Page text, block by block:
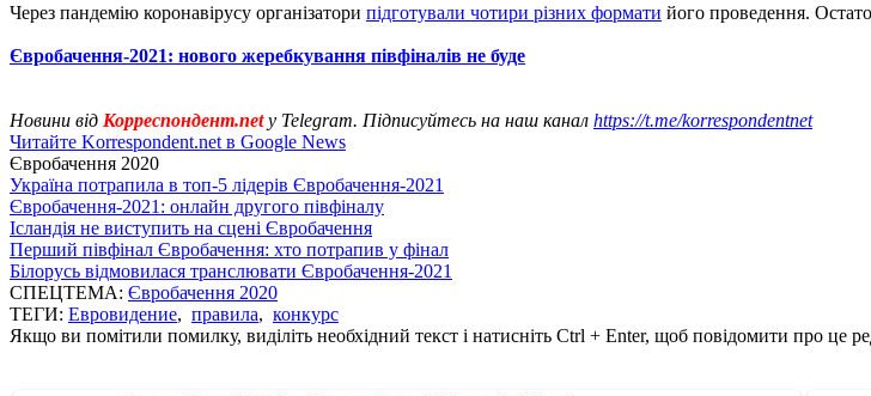
Через пандемію коронавірусу організатори підготували чотири різних формати його проведення.
Євробачення-2021: нового жеребкування півфіналів не буде
Новини від Корреспондент.netу Telegram. Підписуйтесь на наш канал https://t.me/korrespondentnet
Читайте Korrespondent.net в Google News
Євробачення 2020
Україна потрапила в топ-5 лідерів Євробачення-2021
Євробачення-2021: онлайн другого півфіналу
Ісландія не виступить на сцені Євробачення
Перший півфінал Євробачення: хто потрапив у фінал
Білорусь відмовилася транслювати Євробачення-2021
СПЕЦТЕМА: Євробачення 2020
ТЕГИ: Евровидение, правила, конкурс
Якщо ви помітили помилку, виділіть необхідний текст і натисніть Ctrl + Enter, щоб повідомити про це